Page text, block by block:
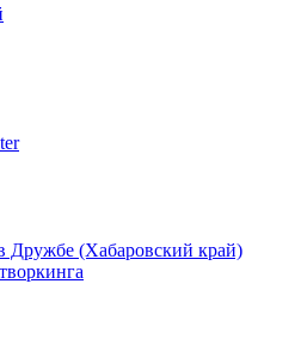
Дружбе (Хабаровский край)